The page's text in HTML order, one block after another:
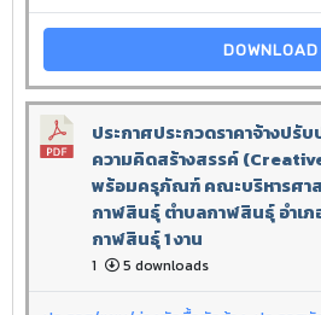
DOWNLOAD
ประกาศประกวดราคาจ้างปรั
ความคิดสร้างสรรค์
พร้อมครุภัณฑ์ คณะบริหารศา
กาฬสินธุ์ ตำบลกาฬสินธุ์ อำเ
กาฬสินธุ์ 1 งาน
1 5 downloads